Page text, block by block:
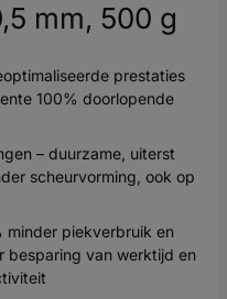
mm, 500 g
prestaties
100% doorlopende
– duurzame, uiterst
scheurvorming, ook op
minder piekverbruik en
besparing van werktijd en